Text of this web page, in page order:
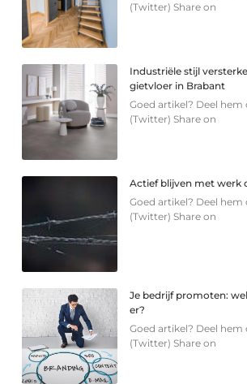
(Twitter) Share on
Industriële stijl
gietvloer in Brabant
Goed artikel? Deel hem
(Twitter) Share on
Actief blijven met werk
Goed artikel? Deel hem
(Twitter) Share on
Je bedrijf promoten:
er?
Goed artikel? Deel hem
(Twitter) Share on